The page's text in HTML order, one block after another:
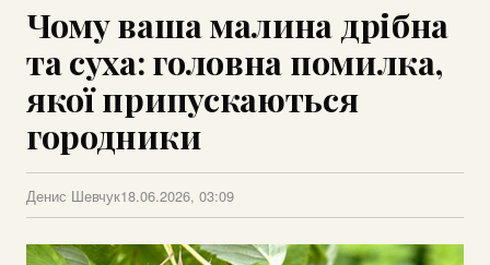
Чому ваша малина дрібна
та суха: головна помилка,
якої припускаються
городники
Денис Шевчук18.06.2026, 03:09